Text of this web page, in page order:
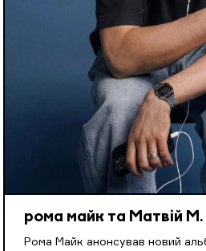
рома майк та Матвій М.
Рома Майк анонсував новий